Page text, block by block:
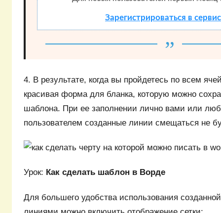
Зарегистрироваться в
4. В результате, когда вы пройдетесь по всем
красивая форма для бланка, которую можно
шаблона. При ее заполнении лично вами или
пользователем созданные линии смещаться не
Урок: Как сделать шаблон в Ворде
Для большего удобства использования